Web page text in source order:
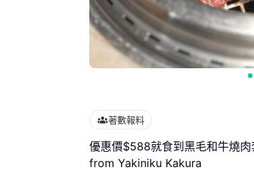
著數報料
優惠價$588就食到黑毛和牛燒